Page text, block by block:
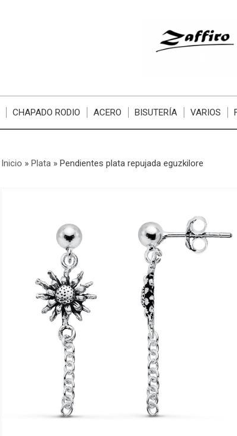
CHAPADO RODIO ACERO BISUTERÍA VARIOS
Inicio » Plata» Pendientes plata repujada eguzkilore